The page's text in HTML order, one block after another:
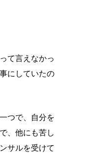
て言えなかっ
にしていたの
つで、自分を
、他にも苦し
サルを受けて